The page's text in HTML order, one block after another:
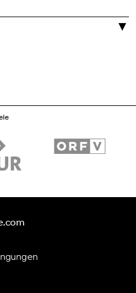
aus den Fugen